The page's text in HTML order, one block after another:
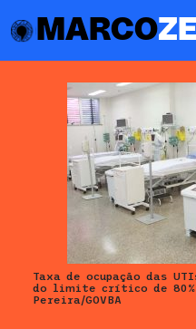
MARCO
Taxa de ocupação das
do limite crítico de
Pereira/GOVBA